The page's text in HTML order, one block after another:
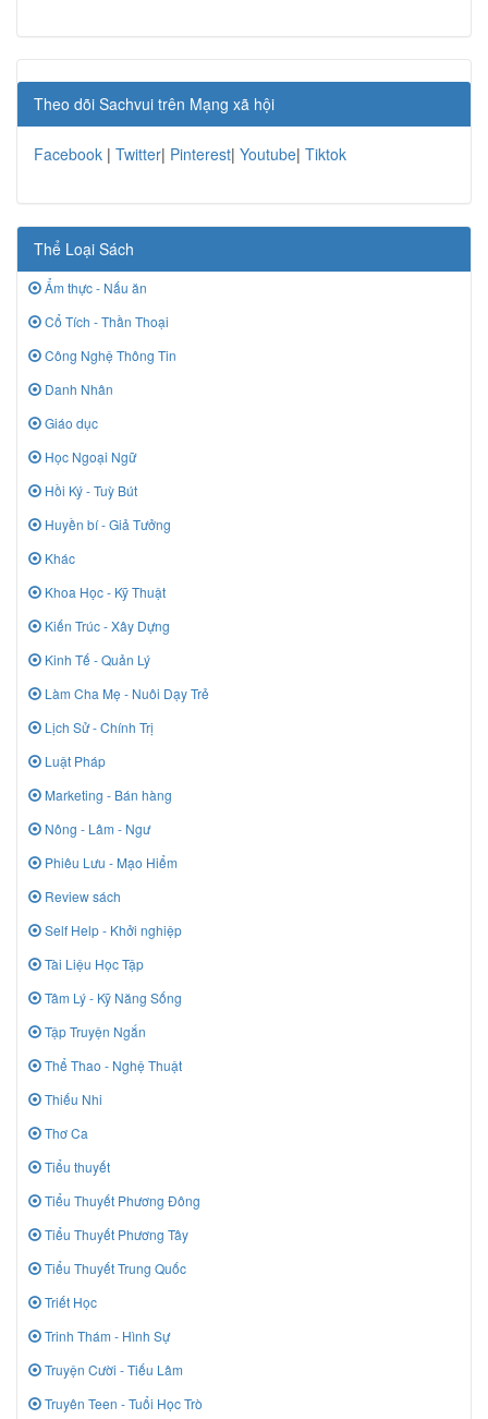
Theo dõi Sachvui trên Mạng xã hội
Facebook | Twitter| Pinterest| Youtube| Tiktok
Thể Loại Sách
Ẩm thực - Nấu ăn
Cổ Tích - Thần Thoại
Công Nghệ Thông Tin
Danh Nhân
Giáo dục
Học Ngoại Ngữ
Hồi Ký - Tuỳ Bút
Huyền bí - Giả Tưởng
Khác
Khoa Học - Kỹ Thuật
Kiến Trúc - Xây Dựng
Kinh Tế - Quản Lý
Làm Cha Mẹ - Nuôi Dạy Trẻ
Lịch Sử - Chính Trị
Luật Pháp
Marketing - Bán hàng
Nông - Lâm - Ngư
Phiêu Lưu - Mạo Hiểm
Review sách
Self Help - Khởi nghiệp
Tài Liệu Học Tập
Tâm Lý - Kỹ Năng Sống
Tập Truyện Ngắn
Thể Thao - Nghệ Thuật
Thiếu Nhi
Thơ Ca
Tiểu thuyết
Tiểu Thuyết Phương Đông
Tiểu Thuyết Phương Tây
Tiểu Thuyết Trung Quốc
Triết Học
Trinh Thám - Hình Sự
Truyện Cười - Tiếu Lâm
Truyên Teen - Tuổi Học Trò